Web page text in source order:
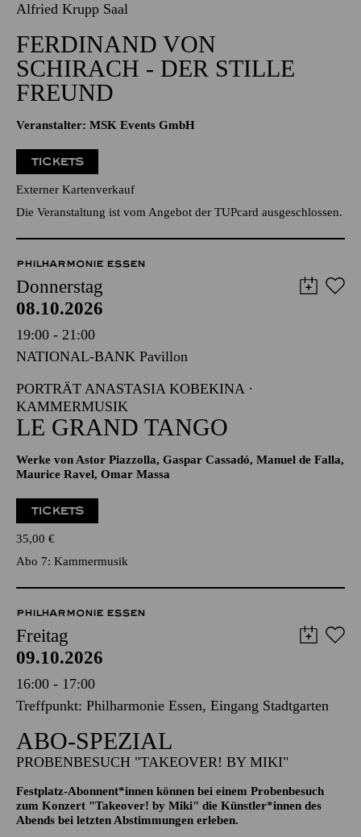
Alfried Krupp Saal
FERDINAND VON
SCHIRACH - DER STILLE
FREUND
Veranstalter: MSK Events GmbH
TICKETS
Externer Kartenverkauf
Die Veranstaltung ist vom Angebot der TUPcard ausgeschlossen.
PHILHARMONIE ESSEN
Donnerstag
08.10.2026
19:00 - 21:00
NATIONAL-BANK Pavillon
PORTRÄT ANASTASIA KOBEKINA ·
KAMMERMUSIK
LE GRAND TANGO
Werke von Astor Piazzolla, Gaspar Cassadó, Manuel de Falla,
Maurice Ravel, Omar Massa
TICKETS
35,00 €
Abo 7: Kammermusik
PHILHARMONIE ESSEN
Freitag
09.10.2026
16:00 - 17:00
Treffpunkt: Philharmonie Essen, Eingang Stadtgarten
ABO-SPEZIAL
PROBENBESUCH "TAKEOVER! BY MIKI"
Festplatz-Abonnent*innen können bei einem Probenbesuch
zum Konzert "Takeover! by Miki" die Künstler*innen des
Abends bei letzten Abstimmungen erleben.